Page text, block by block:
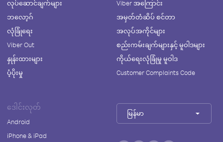
လုပ်ဆောင်ချက်များ
ဘလော့ဂ်
လုံခြုံရေး
Viber Out
နှုန်းထားများ
ပံ့ပိုးမှု
Viber အကြောင်း
အမှတ်တံဆိပ် စင်တာ
အလုပ်အကိုင်များ
စည်းကမ်းချက်များနှင့် မူဝါဒများ
ကိုယ်ရေးလုံခြုံမှု မူဝါဒ
Customer Complaints Code
ဒေါင်းလုတ်
Android
iPhone & iPad
မြန်မာ